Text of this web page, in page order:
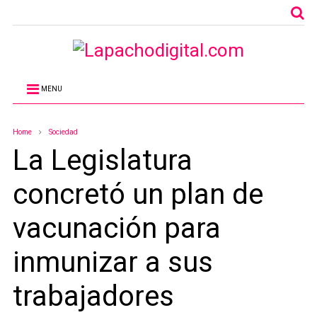
MENU
Home Sociedad
La Legislatura
concretó un plan de
vacunación para
inmunizar a sus
trabajadores